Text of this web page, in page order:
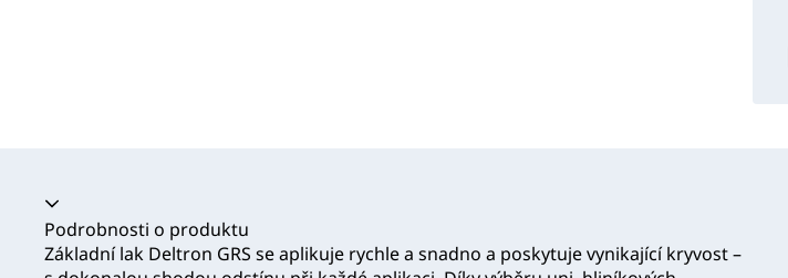
Akordeon se zhroutil
Podrobnosti o produktu
Základní lak Deltron GRS se aplikuje rychle a snadno a poskytuje vynikající kryvost –